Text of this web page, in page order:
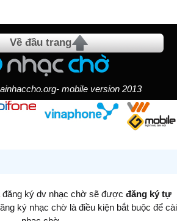
Về đầu trang
mobile version 2013
đăng ký dv nhạc chờ sẽ được đăng ký tự
ký nhạc chờ là điều kiện bắt buộc để cài